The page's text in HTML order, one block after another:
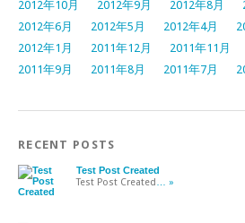
2012年10月
2012年9月 2012年8月
2012年6月
2012年5月 2012年4月
2012年1月
2011年12月 2011年11月
2011年9月
2011年8月 2011年7月
RECENT POSTS
Test Post Created
Test Post Created … »